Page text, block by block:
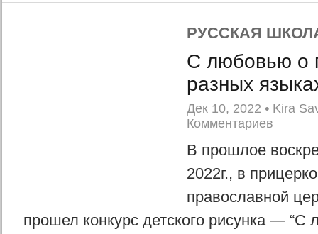
РУССКАЯ
С любовью о
разных
Дек 10, 2022 • Kira
Комментариев
В прошлое
2022г., в
православной
прошел конкурс детского рисунка —